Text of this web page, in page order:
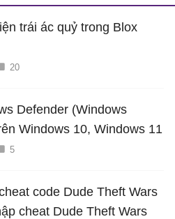
trái ác quỷ trong Blox
20
Defender (Windows
Windows 10, Windows 11
5
code Dude Theft Wars
cheat Dude Theft Wars